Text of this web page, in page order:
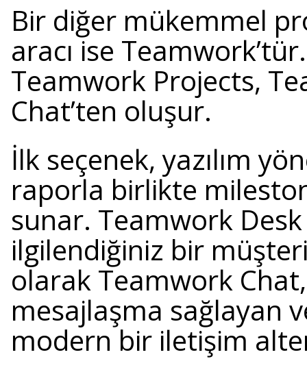
Bir diğer mükemmel
aracı ise
Teamwork Projects,
Chat’ten oluşur.
İlk seçenek, yazılım
raporla birlikte
sunar. Teamwork
ilgilendiğiniz bir müşteri
olarak Teamwork
mesajlaşma sağlayan
modern bir iletişim